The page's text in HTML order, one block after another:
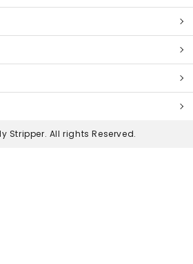
Stripper. All rights Reserved.